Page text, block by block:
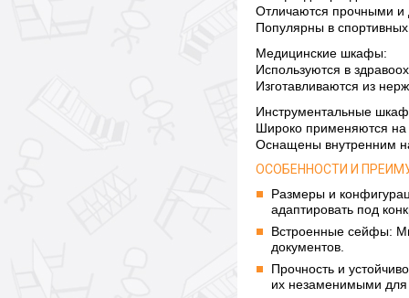
Отличаются прочными и
Популярны в
Медицинские шкафы:
Используются в
Изготавливаются из
Инструментальные
Широко применяются на
Оснащены внутренним
ОСОБЕННОСТИ И
Размеры и
адаптировать под
Встроенные сейфы:
документов.
Прочность и
их незаменимыми для